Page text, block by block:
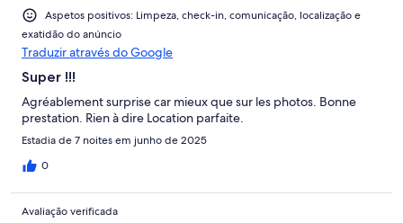
Aspetos positivos: Limpeza, check-in, comunicação, localização e
exatidão do anúncio
Traduzir através do Google
Super !!!
Agréablement surprise car mieux que sur les photos. Bonne
prestation. Rien à dire Location parfaite.
Estadia de 7 noites em junho de 2025
0
Avaliação verificada